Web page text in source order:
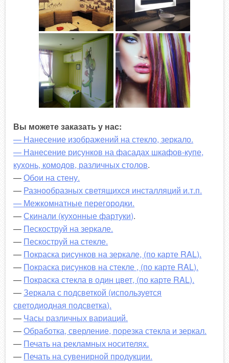
Вы можете заказать у нас:
— Нанесение изображений на стекло, зеркало.
— Нанесение рисунков на фасадах шкафов-купе,
кухонь, комодов, различных столов.
—Обои на стену.
— Разнообразных светящихся инсталляций и.т.п.
— Межкомнатные перегородки.
—Скинали (кухонные фартуки).
— Пескоструй на зеркале.
— Пескоструй на стекле.
— Покраска рисунков на зеркале, (по карте RAL).
— Покраска рисунков на стекле , (по карте RAL).
— Покраска стекла в один цвет, (по карте RAL).
— Зеркала с подсветкой (используется
светодиодная подсветка).
— Часы различных вариаций.
—Обработка, сверление, порезка стекла и зеркал.
— Печать на рекламных носителях.
— Печать на сувенирной продукции.